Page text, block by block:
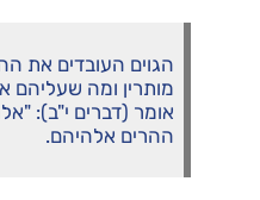
הגוים העובדים את
מותרין ומה שעליהם
אומר (דברים י"ב):
ההרים אלהיהם.